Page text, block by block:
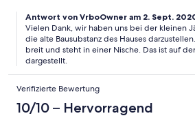
Antwort von VrboOwner am 2. Sept.
Vielen Dank, wir haben uns bei der kleinen
die alte Bausubstanz des Hauses
breit und steht in einer Nische. Das ist auf
dargestellt.
Verifizierte Bewertung
10/10 – Hervorragend